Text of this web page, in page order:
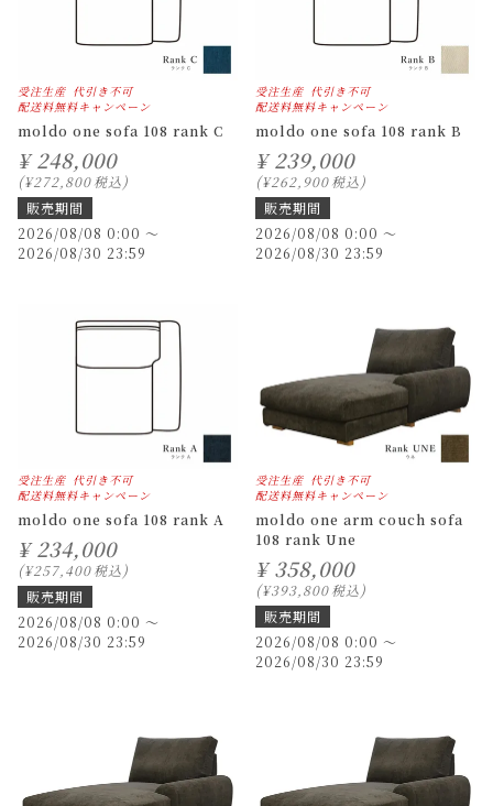
受注生産 代引き不可
配送料無料キャンペーン
moldo one sofa 108 rank C
¥ 248,000
¥272,800税込
販売期間
2026/08/08 0:00 〜
2026/08/30 23:59
受注生産 代引き不可
配送料無料キャンペーン
moldo one sofa 108 rank B
¥ 239,000
¥262,900税込
販売期間
2026/08/08 0:00 〜
2026/08/30 23:59
受注生産 代引き不可
配送料無料キャンペーン
moldo one sofa 108 rank A
¥ 234,000
¥257,400税込
販売期間
2026/08/08 0:00 〜
2026/08/30 23:59
受注生産 代引き不可
配送料無料キャンペーン
moldo one arm couch sofa
108 rank Une
¥ 358,000
¥393,800税込
販売期間
2026/08/08 0:00 〜
2026/08/30 23:59